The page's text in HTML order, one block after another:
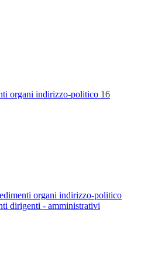
organi indirizzo-politico 16
organi indirizzo-politico
dirigenti - amministrativi